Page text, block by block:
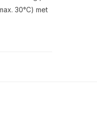
30°C) met